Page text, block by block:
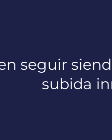
seguir
subida